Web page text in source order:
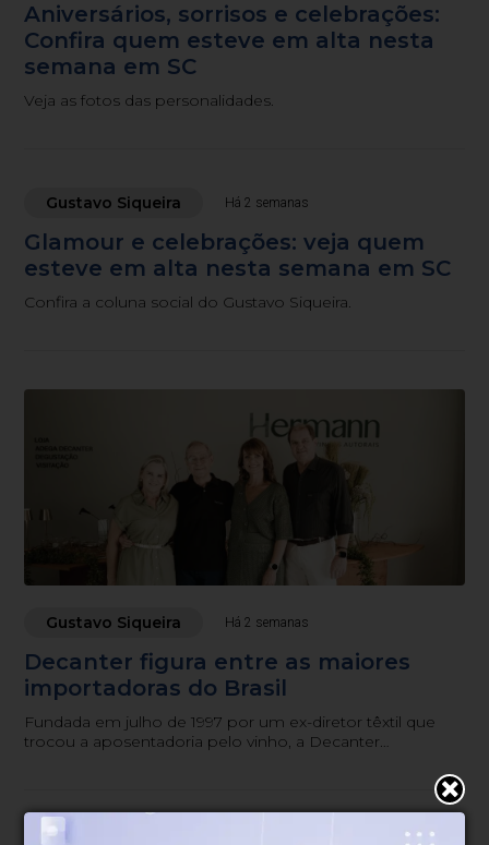
Aniversários, sorrisos e celebrações:
Confira quem esteve em alta nesta
semana em SC
Veja as fotos das personalidades.
Gustavo Siqueira Há 2 semanas
Glamour e celebrações: veja quem
esteve em alta nesta semana em SC
Confira a coluna social do Gustavo Siqueira.
Gustavo Siqueira Há 2 semanas
Decanter figura entre as maiores
importadoras do Brasil
Fundada em julho de 1997 por um ex-diretor têxtil que
trocou a aposentadoria pelo vinho, a Decanter
das maiores importadoras do Brasil, sem nunca deixar